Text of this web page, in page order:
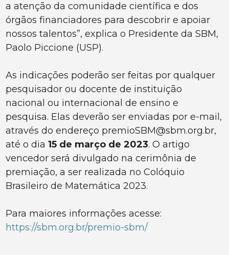
a atenção da comunidade científica e dos
órgãos financiadores para descobrir e apoiar
nossos talentos”, explica o Presidente da SBM,
Paolo Piccione (USP).
As indicações poderão ser feitas por qualquer
pesquisador ou docente de instituição
nacional ou internacional de ensino e
pesquisa. Elas deverão ser enviadas por e-mail,
através do endereço premioSBM@sbm.org.br,
até o dia15 de março de 2023. O artigo
vencedor será divulgado na cerimônia de
premiação, a ser realizada no Colóquio
Brasileiro de Matemática 2023.
Para maiores informações acesse:
https://sbm.org.br/premio-sbm/